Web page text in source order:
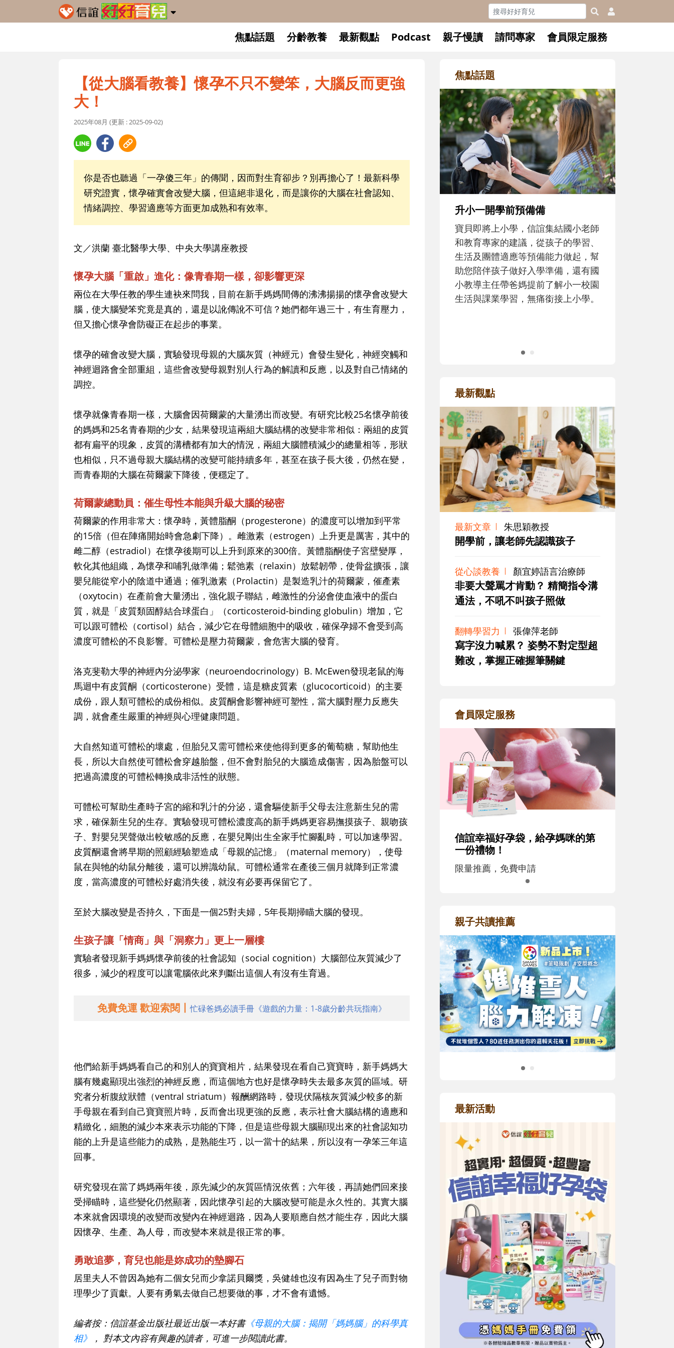
焦點話題 分齡教養 最新觀點 Podcast 親子慢讀 請問專家 會員限定服務
【從大腦看教養】懷孕不只不變笨，大腦反而更強
大！
2025年08月 (更新 : 2025-09-02)
你是否也聽過「一孕傻三年」的傳聞，因而對生育卻步？別再擔心了！最新科學
研究證實，懷孕確實會改變大腦，但這絕非退化，而是讓你的大腦在社會認知、
情緒調控、學習適應等方面更加成熟和有效率。
文／洪蘭 臺北醫學大學、中央大學講座教授
懷孕大腦「重啟」進化：像青春期一樣，卻影響更深
兩位在大學任教的學生連袂來問我，目前在新手媽媽間傳的沸沸揚揚的懷孕會改變大
腦，使大腦變笨究竟是真的，還是以訛傳訛不可信？她們都年過三十，有生育壓力，
但又擔心懷孕會防礙正在起步的事業。
懷孕的確會改變大腦，實驗發現母親的大腦灰質（神經元）會發生變化，神經突觸和
神經迴路會全部重組，這些會改變母親對別人行為的解讀和反應，以及對自己情緒的
調控。
懷孕就像青春期一樣，大腦會因荷爾蒙的大量湧出而改變。有研究比較25名懷孕前後
的媽媽和25名青春期的少女，結果發現這兩組大腦結構的改變非常相似：兩組的皮質
都有扁平的現象，皮質的溝槽都有加大的情況，兩組大腦體積減少的總量相等，形狀
也相似，只不過母親大腦結構的改變可能持續多年，甚至在孩子長大後，仍然在變，
而青春期的大腦在荷爾蒙下降後，便穩定了。
荷爾蒙總動員：催生母性本能與升級大腦的秘密
荷爾蒙的作用非常大：懷孕時，黃體脂酮（progesterone）的濃度可以增加到平常
的15倍（但在陣痛開始時會急劇下降）。雌激素（estrogen）上升更是厲害，其中的
雌二醇（estradiol）在懷孕後期可以上升到原來的300倍。黃體脂酮使子宮壁變厚，
軟化其他組織，為懷孕和哺乳做準備；鬆弛素（relaxin）放鬆韌帶，使骨盆擴張，讓
嬰兒能從窄小的陰道中通過；催乳激素（Prolactin）是製造乳汁的荷爾蒙，催產素
（oxytocin）在產前會大量湧出，強化親子聯結，雌激性的分泌會使血液中的蛋白
質，就是「皮質類固醇結合球蛋白」（corticosteroid-binding globulin）增加，它
可以跟可體松（cortisol）結合，減少它在母體細胞中的吸收，確保孕婦不會受到高
濃度可體松的不良影響。可體松是壓力荷爾蒙，會危害大腦的發育。
洛克斐勒大學的神經內分泌學家（neuroendocrinology）B. McEwen發現老鼠的海
馬迴中有皮質酮（corticosterone）受體，這是糖皮質素（glucocorticoid）的主要
成份，跟人類可體松的成份相似。皮質酮會影響神經可塑性，當大腦對壓力反應失
調，就會產生嚴重的神經與心理健康問題。
大自然知道可體松的壞處，但胎兒又需可體松來使他得到更多的葡萄糖，幫助他生
長，所以大自然使可體松會穿越胎盤，但不會對胎兒的大腦造成傷害，因為胎盤可以
把過高濃度的可體松轉換成非活性的狀態。
可體松可幫助生產時子宮的縮和乳汁的分泌，還會驅使新手父母去注意新生兒的需
求，確保新生兒的生存。實驗發現可體松濃度高的新手媽媽更容易撫摸孩子、親吻孩
子、對嬰兒哭聲做出較敏感的反應，在嬰兒剛出生全家手忙腳亂時，可以加速學習。
皮質酮還會將早期的照顧經驗塑造成「母親的記憶」（maternal memory），使母
鼠在與牠的幼鼠分離後，還可以辨識幼鼠。可體松通常在產後三個月就降到正常濃
度，當高濃度的可體松好處消失後，就沒有必要再保留它了。
至於大腦改變是否持久，下面是一個25對夫婦，5年長期掃瞄大腦的發現。
生孩子讓「情商」與「洞察力」更上一層樓
實驗者發現新手媽媽懷孕前後的社會認知（social cognition）大腦部位灰質減少了
很多，減少的程度可以讓電腦依此來判斷出這個人有沒有生育過。
免費免運 歡迎索閱丨忙碌爸媽必讀手冊《遊戲的力量：1-8歲分齡共玩指南》
他們給新手媽媽看自己的和別人的寶寶相片，結果發現在看自己寶寶時，新手媽媽大
腦有幾處顯現出強烈的神經反應，而這個地方也好是懷孕時失去最多灰質的區域。研
究者分析腹紋狀體（ventral striatum）報酬網路時，發現伏隔核灰質減少較多的新
手母親在看到自己寶寶照片時，反而會出現更強的反應，表示社會大腦結構的適應和
精緻化，細胞的減少本來表示功能的下降，但是這些母親大腦顯現出來的社會認知功
能的上升是這些能力的成熟，是熟能生巧，以一當十的結果，所以沒有一孕笨三年這
回事。
研究發現在當了媽媽兩年後，原先減少的灰質區情況依舊；六年後，再請她們回來接
受掃瞄時，這些變化仍然顯著，因此懷孕引起的大腦改變可能是永久性的。其實大腦
本來就會因環境的改變而改變內在神經迴路，因為人要順應自然才能生存，因此大腦
因懷孕、生產、為人母，而改變本來就是很正常的事。
勇敢追夢，育兒也能是妳成功的墊腳石
居里夫人不曾因為她有二個女兒而少拿諾貝爾獎，吳健雄也沒有因為生了兒子而對物
理學少了貢獻。人要有勇氣去做自己想要做的事，才不會有遺憾。
編者按：信誼基金出版社最近出版一本好書《母親的大腦：揭開「媽媽腦」的科學真
相》
， 對本文內容有興趣的讀者，可進一步閱讀此書。
焦點話題
和孩子一起長大的那個男人│讀
懂父親的不同模樣
沒有人天生就擅長當爸爸！男人總是
在一次次「前所未有」的體驗中，跟
著孩子一起長大。從給予安全感的肢
體遊戲，到獨立自主、角色認同及解
決問題的能力養成。爸爸正嘗試用不
同的模樣，參與孩子每個重要的成長
歷程。
最新觀點
最新文章 朱思穎教授
開學前，讓老師先認識孩子
從心談教養 顏宜婷語言治療師
非要大聲罵才肯動？ 精簡指令溝
通法，不吼不叫孩子照做
翻轉學習力 張偉萍老師
寫字沒力喊累？ 姿勢不對定型超
難改，掌握正確握筆關鍵
會員限定服務
信誼幸福好孕袋，給孕媽咪的第
一份禮物！
限量推薦，免費申請
親子共讀推薦
最新活動